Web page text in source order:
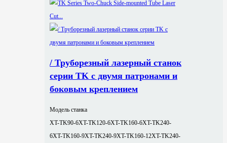
/ Труборезный лазерный станок
серии TK с двумя патронами и
боковым креплением
Модель станка
XT-TK90-6XT-TK120-6XT-TK160-6XT-TK240-
6XT-TK160-9XT-TK240-9XT-TK160-12XT-TK240-